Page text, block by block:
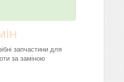
запчастини для
за заміною